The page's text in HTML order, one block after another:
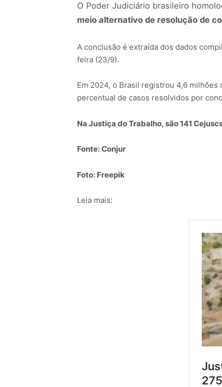
O Poder Judiciário brasileiro
meio alternativo de resolução de
A conclusão é extraída dos dados
feira (23/9).
Em 2024, o Brasil registrou 4,6
percentual de casos resolvidos por
Na Justiça do Trabalho, são 141
Fonte: Conjur
Foto: Freepik
Leia mais: